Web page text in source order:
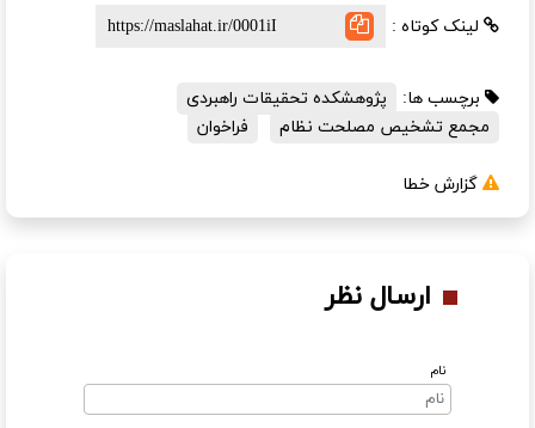
لینک کوتاه :
برچسب ها:
پژوهشکده تحقیقات راهبردی
مجمع تشخیص مصلحت نظام
فراخوان
گزارش خطا
ارسال نظر
نام